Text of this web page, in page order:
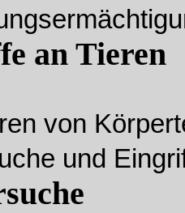
an Tieren
von
und